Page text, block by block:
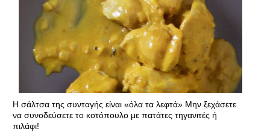
H σάλτσα της συνταγής είναι «όλα τα λεφτά» Μην ξεχάσετε
να συνοδεύσετε το κοτόπουλο με πατάτες τηγανιτές ή
πιλάφι!